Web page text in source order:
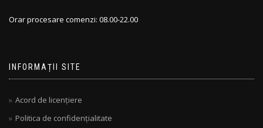
Orar procesare comenzi: 08.00-22.00
INFORMAȚII SITE
Acord de licențiere
Politica de confidențialitate